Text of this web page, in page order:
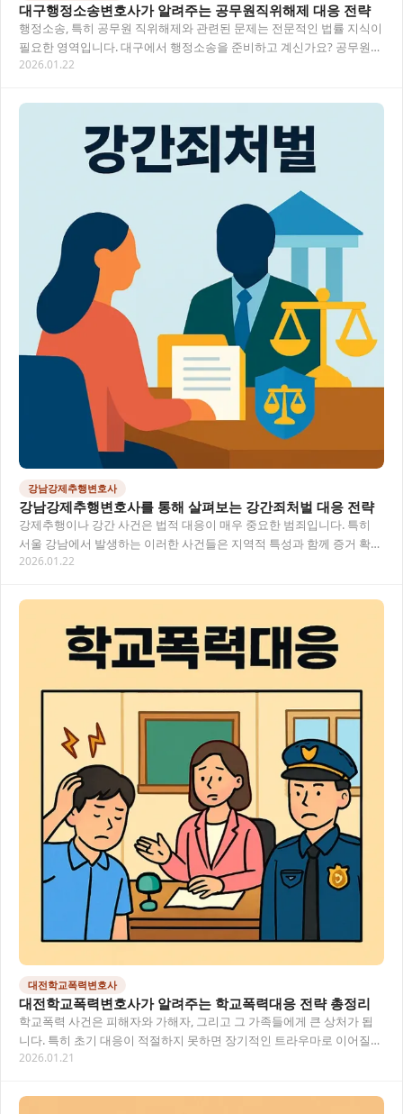
대구행정소송변호사가 알려주는 공무원직위해제 대응 전략
행정소송, 특히 공무원 직위해제와 관련된 문제는 전문적인 법률 지식이
필요한 영역입니다. 대구에서 행정소송을 준비하고 계신가요? 공무원직
위해제로 어려움을 겪고 계신다면, 이 글에서…
2026.01.22
강남강제추행변호사
강남강제추행변호사를 통해 살펴보는 강간죄처벌 대응 전략
강제추행이나 강간 사건은 법적 대응이 매우 중요한 범죄입니다. 특히
서울 강남에서 발생하는 이러한 사건들은 지역적 특성과 함께 증거 확보
방법, 피해자 진술의 신빙성 등이 중요하게…
2026.01.22
대전학교폭력변호사
대전학교폭력변호사가 알려주는 학교폭력대응 전략 총정리
학교폭력 사건은 피해자와 가해자, 그리고 그 가족들에게 큰 상처가 됩
니다. 특히 초기 대응이 적절하지 못하면 장기적인 트라우마로 이어질
수 있어요. 이 글에서는 대전 지역에서 발생…
2026.01.21